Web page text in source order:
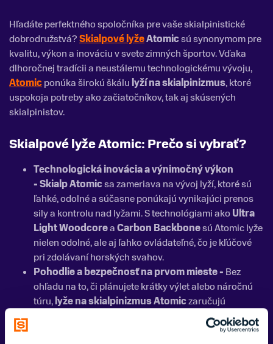
Hľadáte perfektného spoločníka pre vaše skialpinistické
dobrodružstvá?Skialpové lyžeAtomicsú synonymom pre
kvalitu, výkon a inováciu v svete zimných športov. Vďaka
dlhoročnej tradícii a neustálemu technologickému vývoju,
Atomicponúka širokú škálu lyží na skialpinizmus, ktoré
uspokoja potreby ako začiatočníkov, tak aj skúsených
skialpinistov.
Skialpové lyže Atomic: Prečo si vybrať?
Technologická inovácia a výnimočný výkon
-Skialp Atomicsa zameriava na vývoj lyží, ktoré sú
ľahké, odolné a súčasne ponúkajú vynikajúci prenos
sily a kontrolu nad lyžami. S technológiami ako Ultra
Light WoodcoreaCarbon Backbonesú Atomic lyže
nielen odolné, ale aj ľahko ovládateľné, čo je kľúčové
pri zdolávaní horských svahov.
Pohodlie a bezpečnosť na prvom mieste - Bez
ohľadu na to, či plánujete krátky výlet alebo náročnú
túru,lyže na skialpinizmus Atomiczaručujú
maximálne pohodlie. Ich špeciálne dizajnované
viazania a topánky poskytujú vynikajúcu oporu a